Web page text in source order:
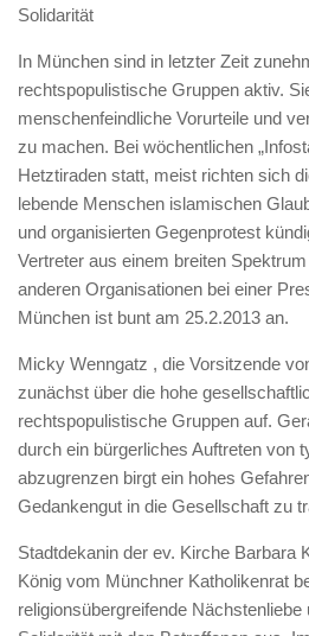
Solidarität
In München sind in letzter Zeit
rechtspopulistische Gruppen aktiv.
menschenfeindliche Vorurteile und
zu machen. Bei wöchentlichen
Hetztiraden statt, meist richten sich
lebende Menschen islamischen
und organisierten Gegenprotest
Vertreter aus einem breiten
anderen Organisationen bei einer
München ist bunt am 25.2.2013 an.
Micky Wenngatz , die Vorsitzende
zunächst über die hohe
rechtspopulistische Gruppen auf.
durch ein bürgerliches Auftreten von
abzugrenzen birgt ein hohes
Gedankengut in die Gesellschaft zu
Stadtdekanin der ev. Kirche Barbara
König vom Münchner Katholikenrat
religionsübergreifende